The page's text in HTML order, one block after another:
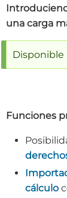
una carga
Disponible
Funciones
cálculo